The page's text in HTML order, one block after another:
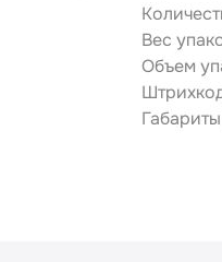
Вес
Объем